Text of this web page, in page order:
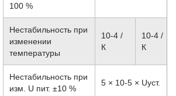
100 %
Нестабильность при
изменении
температуры
10-4 /
К
10-4 /
К
Нестабильность при
изм. U пит. ±10 %
5 × 10-5 × Uуст.